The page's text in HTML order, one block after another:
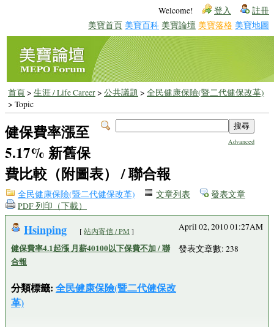
Welcome! 登入 註冊
美寶首頁 美寶百科 美寶論壇 美寶落格 美寶地圖
首頁> 生涯 / Life Career> 公共議題 > 全民健康保險(暨二代健保改革)
> Topic
Advanced
健保費率漲至
5.17% 新舊保
費比較（附圖表） / 聯合報
全民健康保險(暨二代健保改革) 文章列表
發表文章
PDF 列印（下載）
Hsinping [站內寄信 / PM ]
健保費率4.1起漲 月薪40100以下保費不加 / 聯
合報
分類標籤: 全民健康保險(暨二代健保改
革)
April 02, 2010 01:27AM
發表文章數: 238